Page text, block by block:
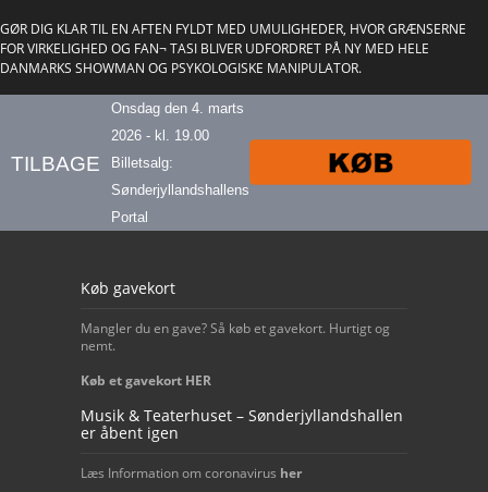
GØR DIG KLAR TIL EN AFTEN FYLDT MED UMULIGHEDER, HVOR GRÆNSERNE
FOR VIRKELIGHED OG FAN¬ TASI BLIVER UDFORDRET PÅ NY MED HELE
DANMARKS SHOWMAN OG PSYKOLOGISKE MANIPULATOR.
TILBAGE
Onsdag den 4. marts
2026 - kl. 19.00
Billetsalg:
Sønderjyllandshallens
Portal
Køb gavekort
Mangler du en gave? Så køb et gavekort. Hurtigt og
nemt.
Køb et gavekort HER
Musik & Teaterhuset – Sønderjyllandshallen
er åbent igen
Læs Information om coronavirus her